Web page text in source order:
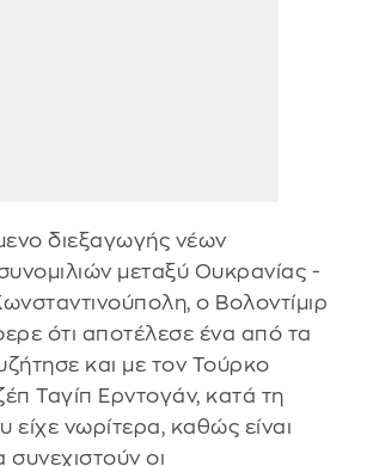
διεξαγωγής νέων
μεταξύ Ουκρανίας -
ο Βολοντίμιρ
ότι αποτέλεσε ένα από τα
και με τον Τούρκο
Ταγίπ Ερντογάν, κατά τη
είχε νωρίτερα, καθώς είναι
συνεχιστούν οι